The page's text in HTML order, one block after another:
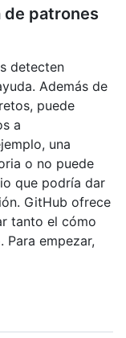
de patrones
detecten
Además de
puede
a
una
o no puede
que podría dar
GitHub ofrece
tanto el cómo
empezar,